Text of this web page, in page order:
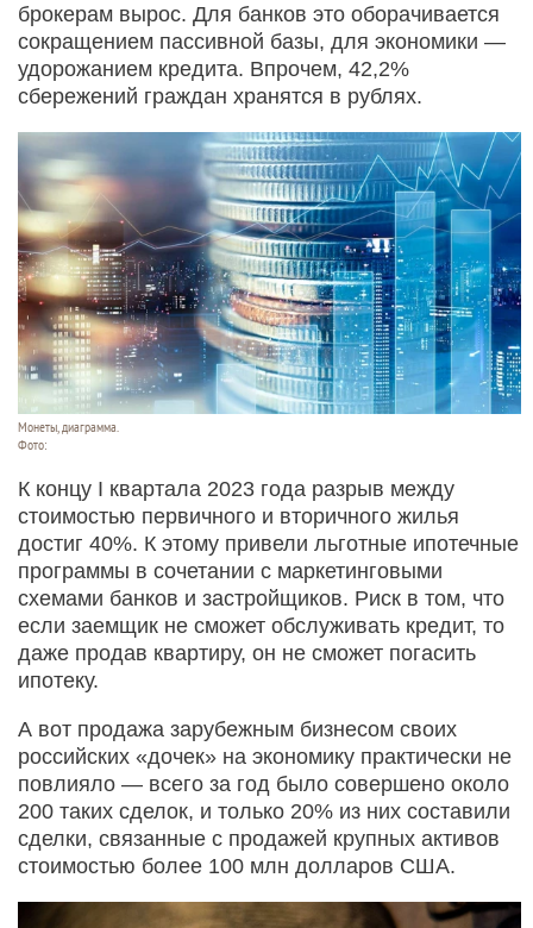
брокерам вырос. Для банков это оборачивается
сокращением пассивной базы, для экономики —
удорожанием кредита. Впрочем, 42,2%
сбережений граждан хранятся в рублях.
Монеты, диаграмма.
Фото:
К концу I квартала 2023 года разрыв между
стоимостью первичного и вторичного жилья
достиг 40%. К этому привели льготные ипотечные
программы в сочетании с маркетинговыми
схемами банков и застройщиков. Риск в том, что
если заемщик не сможет обслуживать кредит, то
даже продав квартиру, он не сможет погасить
ипотеку.
А вот продажа зарубежным бизнесом своих
российских «дочек» на экономику практически не
повлияло — всего за год было совершено около
200 таких сделок, и только 20% из них составили
сделки, связанные с продажей крупных активов
стоимостью более 100 млн долларов США.